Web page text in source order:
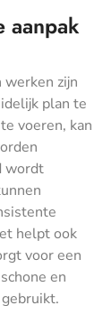
aanpak
werken zijn
plan te
voeren, kan
wordt
helpt ook
voor een
en